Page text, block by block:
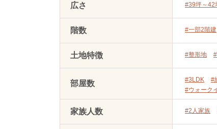
広さ #39坪～42
階数 #一部2階建
土地特徴 #整形地
部屋数 #3LDK #
#ウォーク
家族人数 #2人家族